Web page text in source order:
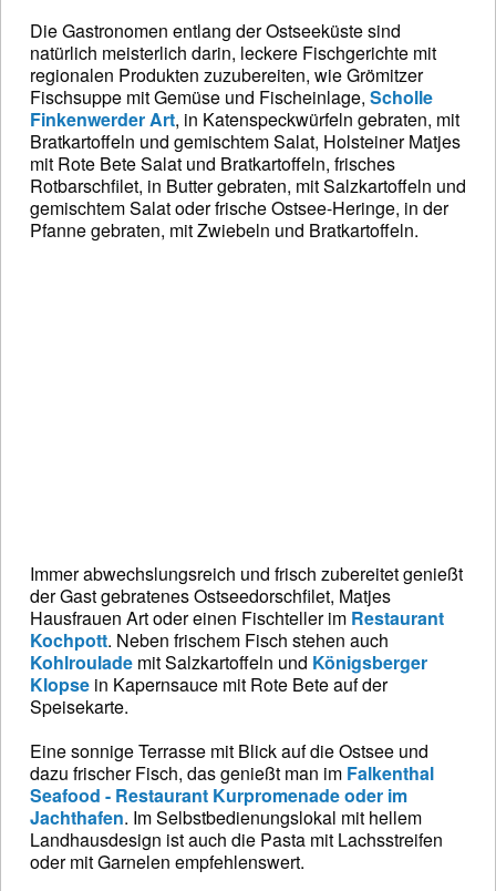
Die Gastronomen entlang der Ostseeküste sind
natürlich meisterlich darin, leckere Fischgerichte mit
regionalen Produkten zuzubereiten, wie Grömitzer
Fischsuppe mit Gemüse und Fischeinlage, Scholle
Finkenwerder Art, in Katenspeckwürfeln gebraten, mit
Bratkartoffeln und gemischtem Salat, Holsteiner Matjes
mit Rote Bete Salat und Bratkartoffeln, frisches
Rotbarschfilet, in Butter gebraten, mit Salzkartoffeln und
gemischtem Salat oder frische Ostsee-Heringe, in der
Pfanne gebraten, mit Zwiebeln und Bratkartoffeln.
Immer abwechslungsreich und frisch zubereitet genießt
der Gast gebratenes Ostseedorschfilet, Matjes
Hausfrauen Art oder einen Fischteller im Restaurant
Kochpott. Neben frischem Fisch stehen auch
Kohlroulade mit Salzkartoffeln und Königsberger
Klopse in Kapernsauce mit Rote Bete auf der
Speisekarte.
Eine sonnige Terrasse mit Blick auf die Ostsee und
dazu frischer Fisch, das genießt man im Falkenthal
Seafood - Restaurant Kurpromenade oder im
Jachthafen. Im Selbstbedienungslokal mit hellem
Landhausdesign ist auch die Pasta mit Lachsstreifen
oder mit Garnelen empfehlenswert.